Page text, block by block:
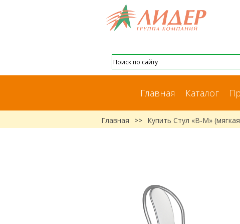
Главная Каталог
Главная >> Купить Стул «В-М»